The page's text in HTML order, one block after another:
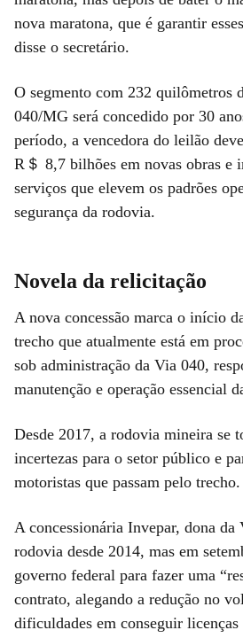
nova maratona, que é garantir
disse o secretário.
O segmento com 232 quilômetros
040/MG será concedido por 30
período, a vencedora do leilão
R＄ 8,7 bilhões em novas obras e
serviços que elevem os padrões
segurança da rodovia.
Novela da relicitação
A nova concessão marca o início
trecho que atualmente está em
sob administração da Via 040,
manutenção e operação essencial
Desde 2017, a rodovia mineira se
incertezas para o setor público e
motoristas que passam pelo trecho.
A concessionária Invepar, dona
rodovia desde 2014, mas em
governo federal para fazer uma
contrato, alegando a redução no
dificuldades em conseguir licenças